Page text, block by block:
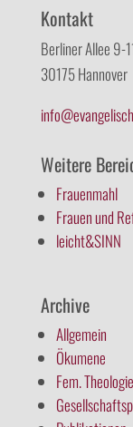
Kontakt
Berliner Allee 9-
30175 Hannover
Weitere
Frauenmahl
Frauen und
leicht&SINN
Archive
Allgemein
Ökumene
Fem. Theologie